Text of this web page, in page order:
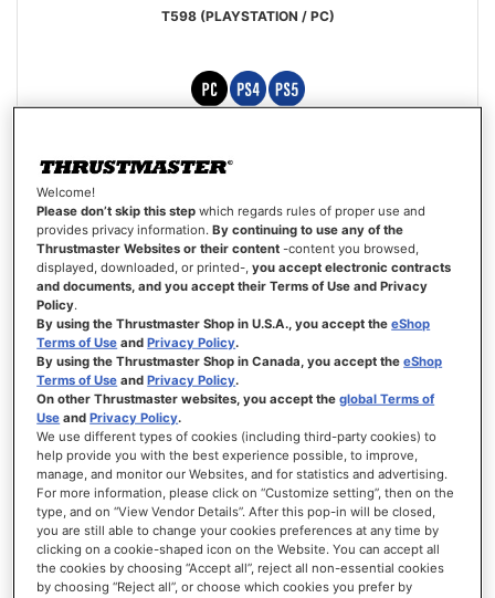
T598 (PLAYSTATION / PC)
Prezzo
429,99 €
AGGIUNGI AL CARRELLO
LISTA
DEI
DESIDERI
VISTA
Welcome!
Please don’t skip this step which regards rules of proper use and
provides privacy information.By continuing to use any of the
Thrustmaster Websites or their content -content you browsed,
displayed, downloaded, or printed-,you accept electronic contracts
and documents, and you accept their Terms of Use and Privacy
Policy.
By using the Thrustmaster Shop in U.S.A., you accept theeShop
Terms of Use andPrivacy Policy.
By using the Thrustmaster Shop in Canada, you accept theeShop
Terms of Use andPrivacy Policy.
On other Thrustmaster websites, you accept theglobal Terms of
Use andPrivacy Policy.
We use different types of cookies (including third-party cookies) to
help provide you with the best experience possible, to improve,
manage, and monitor our Websites, and for statistics and advertising.
For more information, please click on “Customize setting”, then on the
type, and on “View Vendor Details”. After this pop-in will be closed,
you are still able to change your cookies preferences at any time by
clicking on a cookie-shaped icon on the Website. You can accept all
the cookies by choosing “Accept all”, reject all non-essential cookies
by choosing “Reject all”, or choose which cookies you prefer by